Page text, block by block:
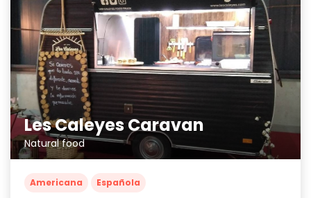
Les Caleyes Caravan
Natural food
Americana Española